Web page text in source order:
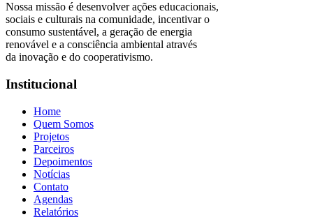
Nossa missão é desenvolver ações educacionais,
sociais e culturais na comunidade, incentivar o
consumo sustentável, a geração de energia
renovável e a consciência ambiental através
da inovação e do cooperativismo.
Institucional
Home
Quem Somos
Projetos
Parceiros
Depoimentos
Notícias
Contato
Agendas
Relatórios